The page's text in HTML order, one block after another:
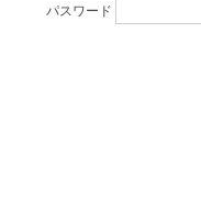
パスワード